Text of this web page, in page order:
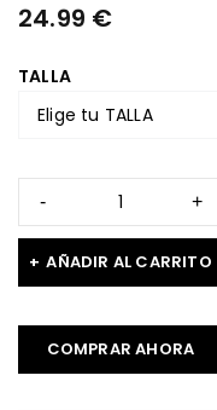
24.99 €
TALLA
AÑADIR AL CARRITO
COMPRAR AHORA